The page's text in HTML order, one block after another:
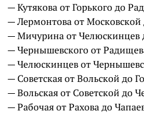
— Кутякова от Горького до
— Лермонтова от Московской
— Мичурина от Челюскинцев
— Чернышевского от
— Челюскинцев от
— Советская от Вольской до
— Вольская от Советской до
— Рабочая от Рахова до